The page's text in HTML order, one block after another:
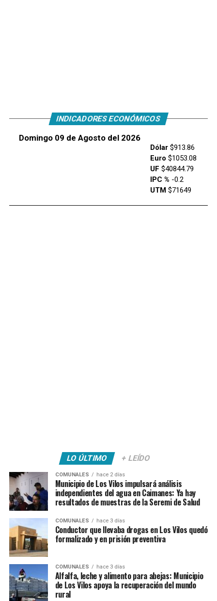
INDICADORES ECONÓMICOS
Domingo 09 de Agosto del 2026
Dólar$913.86
Euro $1053.08
UF $40844.79
IPC % -0.2
UTM$71649
LO ÚLTIMO + LEÍDO
COMUNALES hace 2 días
Municipio de Los Vilos impulsará análisis
independientes del agua en Caimanes: Ya hay
resultados de muestras de la Seremi de Salud
COMUNALES hace 3 días
Conductor que llevaba drogas en Los Vilos quedó
formalizado y en prisión preventiva
COMUNALES hace 3 días
Alfalfa, leche y alimento para abejas: Municipio
de Los Vilos apoya la recuperación del mundo
rural